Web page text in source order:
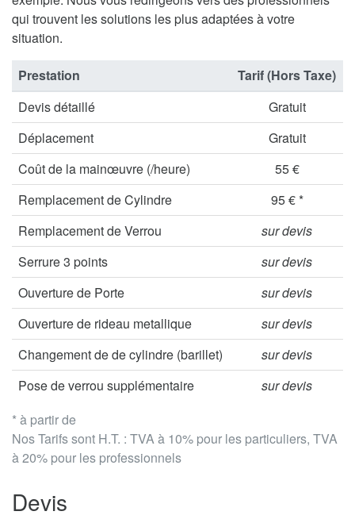
qui trouvent les solutions les plus adaptées à votre
situation.
* à partir de
Nos Tarifs sont H.T. : TVA à 10% pour les particuliers, TVA
à 20% pour les professionnels
Prestation
Tarif (Hors Taxe)
Devis détaillé
Gratuit
Déplacement
Gratuit
Coût de la mainœuvre (/heure)
55 €
Remplacement de Cylindre
95 € *
Remplacement de Verrou
sur devis
Serrure 3 points
sur devis
Ouverture de Porte
sur devis
Ouverture de rideau metallique
sur devis
Changement de de cylindre (barillet)
sur devis
Pose de verrou supplémentaire
sur devis
Devis